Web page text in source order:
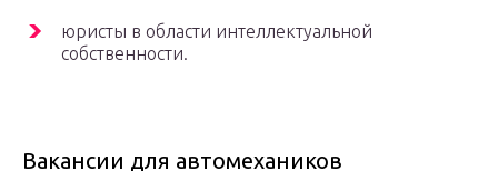
юристы в области интеллектуальной
собственности.
Вакансии для автомехаников